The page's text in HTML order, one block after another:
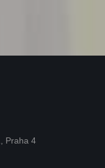
Praha 4